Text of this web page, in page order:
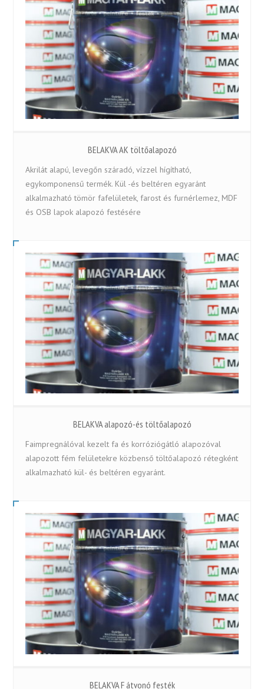
BELAKVA AK töltőalapozó
Akrilát alapú, levegőn száradó, vízzel hígítható,
egykomponensű termék. Kül -és beltéren egyaránt
alkalmazható tömör fafelületek, farost és furnérlemez, MDF
és OSB lapok alapozó festésére
BELAKVA alapozó-és töltőalapozó
Faimpregnálóval kezelt fa és korróziógátló alapozóval
alapozott fém felületekre közbenső töltőalapozó rétegként
alkalmazható kül- és beltéren egyaránt.
BELAKVA F átvonó festék